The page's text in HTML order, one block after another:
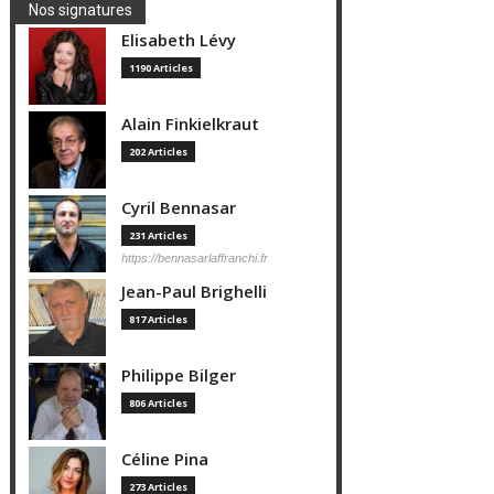
Nos signatures
Elisabeth Lévy
1190 Articles
Alain Finkielkraut
202 Articles
Cyril Bennasar
231 Articles
https://bennasarlaffranchi.fr
Jean-Paul Brighelli
817 Articles
Philippe Bilger
806 Articles
Céline Pina
273 Articles